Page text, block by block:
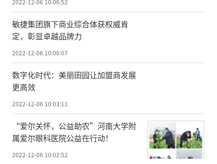
2022-12-06 10:06:52
敏捷集团旗下商业综合体获权威肯
定，彰显卓越品牌力
2022-12-06 10:06:07
数字化时代：美丽田园让加盟商发展
更高效
2022-12-06 10:03:11
“爱尔关怀，公益助农”河南大学附
属爱尔眼科医院公益在行动！
2022-12-06 10:02:52